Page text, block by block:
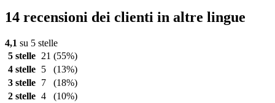
14 recensioni dei clienti in altre lingue
4,1 su 5 stelle
5 stelle
21 (55%)
4 stelle
5
(13%)
3 stelle
7
(18%)
2 stelle 4
(10%)